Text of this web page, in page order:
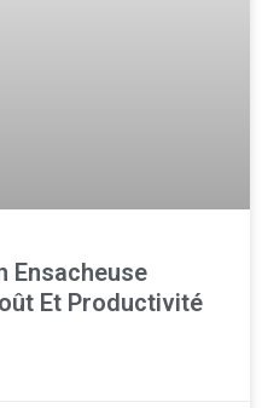
Ensacheuse
Et Productivité